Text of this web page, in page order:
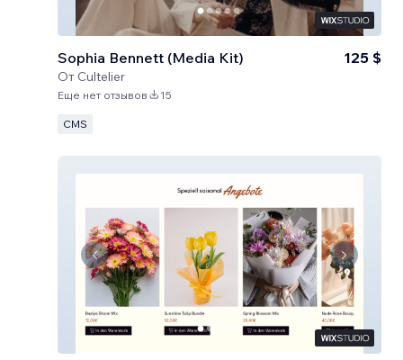
Sophia Bennett (Media Kit)
От Cultelier
125 $
Еще нет отзывов 15
CMS